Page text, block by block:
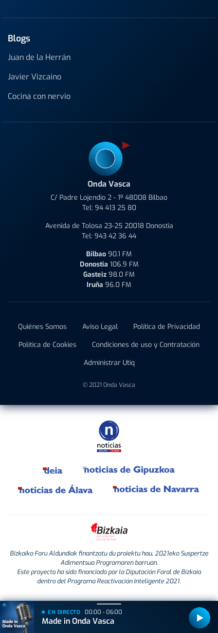
Blogs
Juan de la Herrán
Javier Vizcaino
Cocina con nervio
Onda Vasca
C/ Padre Lojendio 2 - 1º 48008 Bilbao
Tel: 94 413 25 80
Avenida de Tolosa 23-25 20018 Donostia
Tel: 943 42 36 44
Bilbao 90.1 FM
Donostia 106.9 FM
Gasteiz 98.0 FM
Iruña 96.0 FM
Quiénes Somos Aviso Legal
Política de Privacidad
Política de Cookies
Condiciones de uso y Contratación
Administrar Utiq
© 2021 Onda Vasca
Bizkaiko Foru Aldundiak finantzatu du proiektu hau, 2021eko Suspertze
Adimentsua Programaren barruan.
Este proyecto ha sido financiado por la Diputación Foral de Bizkaia
dentro del Programa Reactivación Inteligente 2021.
EN DIRECTO 00:00 - 06:00
Made in Onda Vasca